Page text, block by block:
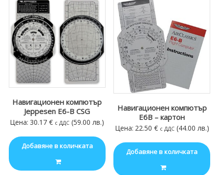
Навигационен компютър
Jeppesen E6-B CSG
Цена: 30.17€ с ДДС (59.00 лв.)
Добавяне в количката
Навигационен компютър
E6B – картон
Цена: 22.50 € с ДДС (44.00 лв.)
Добавяне в количката